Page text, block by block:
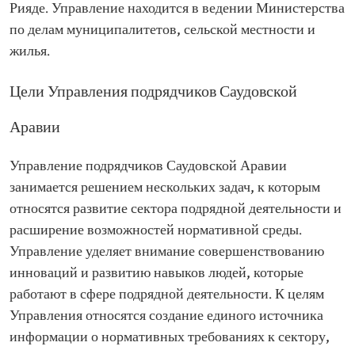
Рияде. Управление находится в ведении Министерства
по делам муниципалитетов, сельской местности и
жилья.
Цели Управления подрядчиков Саудовской
Аравии
Управление подрядчиков Саудовской Аравии
занимается решением нескольких задач, к которым
относятся развитие сектора подрядной деятельности и
расширение возможностей нормативной среды.
Управление уделяет внимание совершенствованию
инноваций и развитию навыков людей, которые
работают в сфере подрядной деятельности. К целям
Управления относятся создание единого источника
информации о нормативных требованиях к сектору,